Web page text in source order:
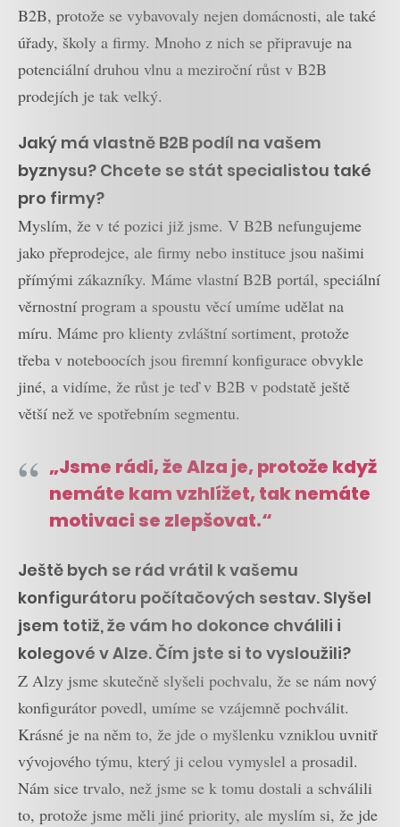
B2B, protože se vybavovaly nejen domácnosti, ale také
úřady, školy a firmy. Mnoho z nich se připravuje na
potenciální druhou vlnu a meziroční růst v B2B
prodejích je tak velký.
Jaký má vlastně B2B podíl na vašem
byznysu? Chcete se stát specialistou také
pro firmy?
Myslím, že v té pozici již jsme. V B2B nefungujeme
jako přeprodejce, ale firmy nebo instituce jsou našimi
přímými zákazníky. Máme vlastní B2B portál, speciální
věrnostní program a spoustu věcí umíme udělat na
míru. Máme pro klienty zvláštní sortiment, protože
třeba v noteboocích jsou firemní konfigurace obvykle
jiné, a vidíme, že růst je teď v B2B v podstatě ještě
větší než ve spotřebním segmentu.
„Jsme rádi, že Alza je, protože když
nemáte kam vzhlížet, tak nemáte
motivaci se zlepšovat.“
Ještě bych se rád vrátil k vašemu
konfigurátoru počítačových sestav. Slyšel
jsem totiž, že vám ho dokonce chválili i
kolegové v Alze. Čím jste si to vysloužili?
Z Alzy jsme skutečně slyšeli pochvalu, že se nám nový
konfigurátor povedl, umíme se vzájemně pochválit.
Krásné je na něm to, že jde o myšlenku vzniklou uvnitř
vývojového týmu, který ji celou vymyslel a prosadil.
Nám sice trvalo, než jsme se k tomu dostali a schválili
to, protože jsme měli jiné priority, ale myslím si, že jde